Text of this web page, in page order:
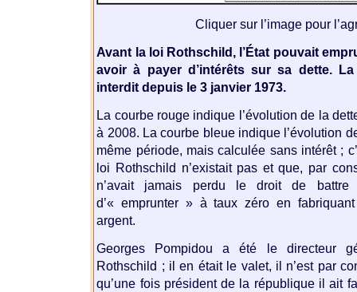
Cliquer sur l’image pour
Avant la loi Rothschild, l’État pouvait
avoir à payer d’intérêts sur sa dette.
interdit depuis le 3 janvier 1973.
La courbe rouge indique l’évolution de la
à 2008. La courbe bleue indique l’évolution
même période, mais calculée sans intérêt ;
loi Rothschild n’existait pas et que, par
n’avait jamais perdu le droit de battre
d’« emprunter » à taux zéro en
argent.
Georges Pompidou a été le directeur
Rothschild ; il en était le valet, il n’est par
qu’une fois président de la république il ait